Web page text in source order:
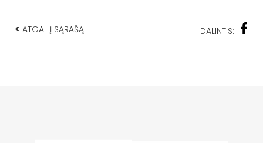
< ATGAL Į SĄRAŠĄ DALINTIS: